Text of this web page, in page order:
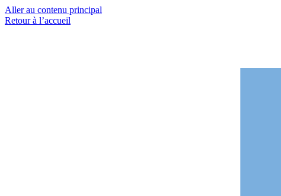
Aller au contenu principal
Retour à l’accueil